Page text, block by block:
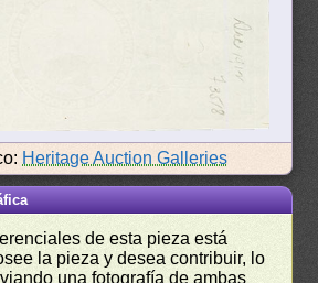
Heritage Auction Galleries
de esta pieza está
la pieza y desea contribuir, lo
una fotografía de ambas